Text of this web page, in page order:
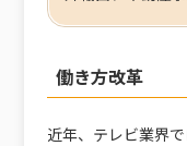
働き方改革
近年、テレビ業界